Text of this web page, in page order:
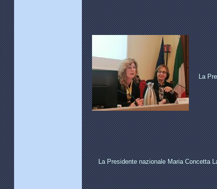
La
La Presidente nazionale Maria Concetta